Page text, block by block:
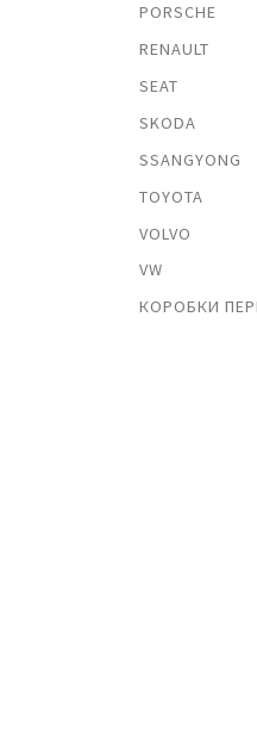
PORSCHE
RENAULT
SEAT
SKODA
SSANGYONG
TOYOTA
VOLVO
VW
КОРОБКИ